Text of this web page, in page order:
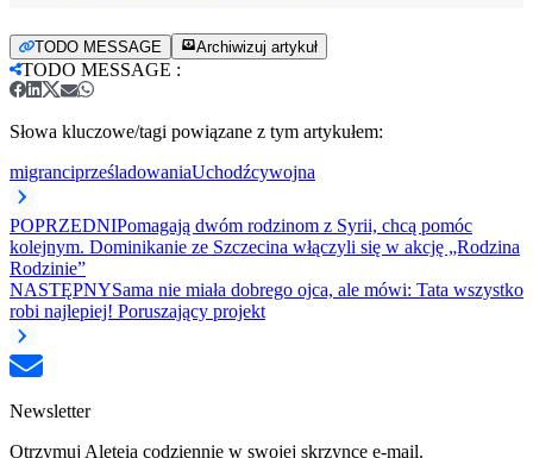
TODO MESSAGE Archiwizuj artykuł
TODO MESSAGE :
Słowa kluczowe/tagi powiązane z tym artykułem:
migranciprześladowaniaUchodźcywojna
POPRZEDNIPomagają dwóm rodzinom z Syrii, chcą pomóc
kolejnym. Dominikanie ze Szczecina włączyli się w akcję „Rodzina
Rodzinie”
NASTĘPNYSama nie miała dobrego ojca, ale mówi: Tata wszystko
robi najlepiej! Poruszający projekt
Newsletter
Otrzymuj Aleteia codziennie w swojej skrzynce e-mail.